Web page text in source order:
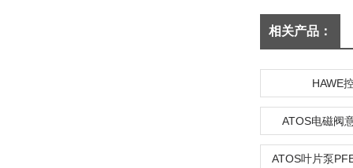
相关产品：
HAWE
ATOS电磁阀
ATOS叶片泵